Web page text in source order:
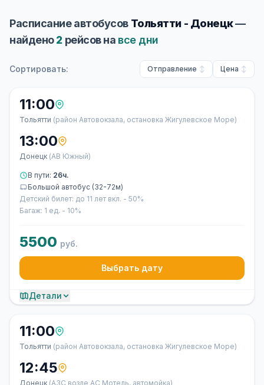
Расписание автобусов Тольятти - Донецк—
найдено2рейсов на все дни
Сортировать: Отправление Цена
11:00
Тольятти (район Автовокзала, остановка Жигулевское Море)
13:00
Донецк (АВ Южный)
В пути: 26ч.
Большой автобус (32-72м)
Детский билет: до 11 лет вкл. - 50%
Багаж: 1 ед. - 10%
5500 руб.
Выбрать дату
Детали
11:00
Тольятти (район Автовокзала, остановка Жигулевское Море)
12:45
Донецк (АЗС возле АС Мотель, автомойка)